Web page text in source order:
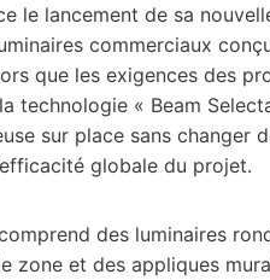
le lancement de sa
commerciaux
que les exigences des
technologie « Beam
sur place sans
globale du projet.
des luminaires
zone et des appliques